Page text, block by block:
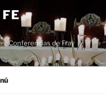
Conferencias de Fray